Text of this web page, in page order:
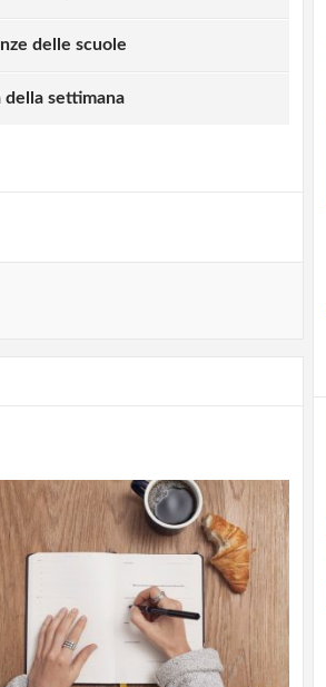
delle scuole
settimana
disegnare il flusso
“programmato l’azione
alle competenze generali
obiettivi del Collegio.